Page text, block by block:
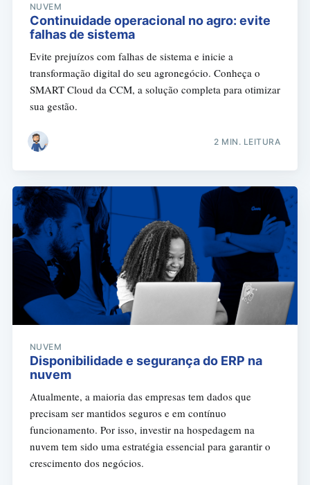
NUVEM
Continuidade operacional no agro: evite
falhas de sistema
Evite prejuízos com falhas de sistema e inicie a
transformação digital do seu agronegócio. Conheça o
SMART Cloud da CCM, a solução completa para otimizar
sua gestão.
2 MIN. LEITURA
NUVEM
Disponibilidade e segurança do ERP na
nuvem
Atualmente, a maioria das empresas tem dados que
precisam ser mantidos seguros e em contínuo
funcionamento. Por isso, investir na hospedagem na
nuvem tem sido uma estratégia essencial para garantir o
crescimento dos negócios.